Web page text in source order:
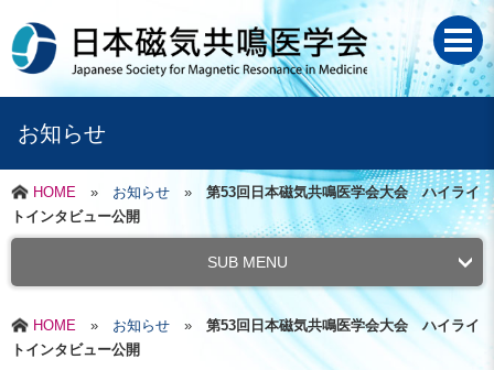
お知らせ
HOME » お知らせ » 第53回日本磁気共鳴医学会大会 ハイライ
トインタビュー公開
SUB MENU
HOME » お知らせ » 第53回日本磁気共鳴医学会大会 ハイライ
トインタビュー公開